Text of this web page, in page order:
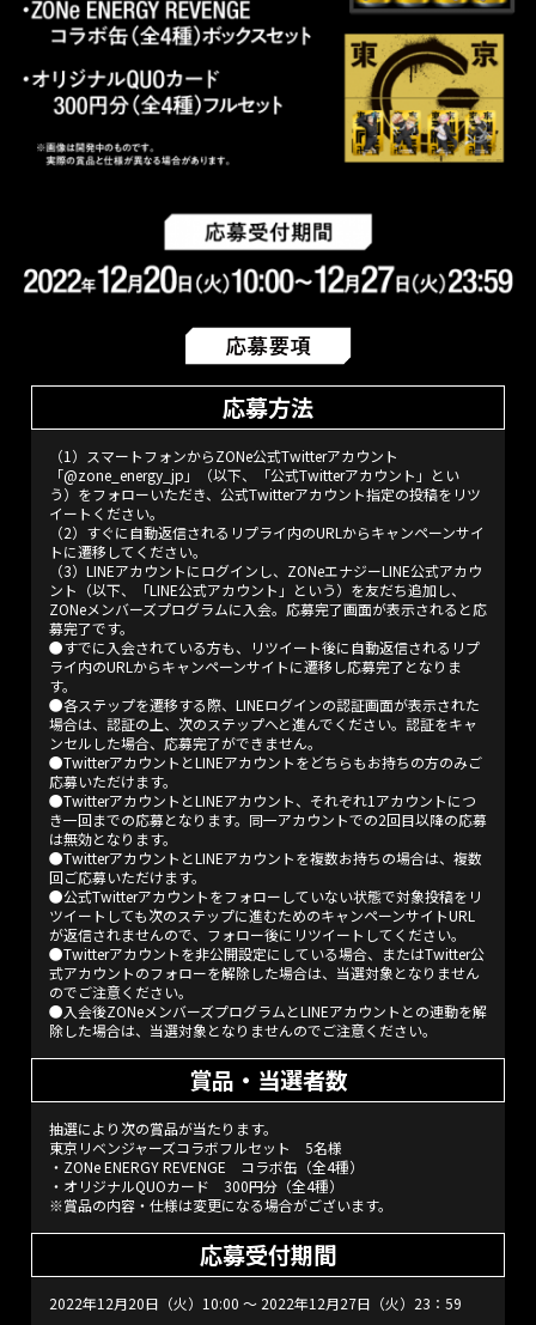
応募方法
（1）スマートフォンからZONe公式Twitterアカウント
「@zone_energy_jp」（以下、「公式Twitterアカウント」とい
う）をフォローいただき、公式Twitterアカウント指定の投稿をリツ
イートください。
（2）すぐに自動返信されるリプライ内のURLからキャンペーンサイ
トに遷移してください。
（3）LINEアカウントにログインし、ZONeエナジーLINE公式アカウ
ント（以下、「LINE公式アカウント」という）を友だち追加し、
ZONeメンバーズプログラムに入会。応募完了画面が表示されると応
募完了です。
●すでに入会されている方も、リツイート後に自動返信されるリプ
ライ内のURLからキャンペーンサイトに遷移し応募完了となりま
す。
●各ステップを遷移する際、LINEログインの認証画面が表示された
場合は、認証の上、次のステップへと進んでください。認証をキャ
ンセルした場合、応募完了ができません。
●TwitterアカウントとLINEアカウントをどちらもお持ちの方のみご
応募いただけます。
●TwitterアカウントとLINEアカウント、それぞれ1アカウントにつ
き一回までの応募となります。同一アカウントでの2回目以降の応募
は無効となります。
●TwitterアカウントとLINEアカウントを複数お持ちの場合は、複数
回ご応募いただけます。
●公式Twitterアカウントをフォローしていない状態で対象投稿をリ
ツイートしても次のステップに進むためのキャンペーンサイトURL
が返信されませんので、フォロー後にリツイートしてください。
●Twitterアカウントを非公開設定にしている場合、またはTwitter公
式アカウントのフォローを解除した場合は、当選対象となりません
のでご注意ください。
●入会後ZONeメンバーズプログラムとLINEアカウントとの連動を解
除した場合は、当選対象となりませんのでご注意ください。
賞品・当選者数
抽選により次の賞品が当たります。
東京リベンジャーズコラボフルセット 5名様
・ZONe ENERGY REVENGE コラボ缶（全4種）
・オリジナルQUOカード 300円分（全4種）
※賞品の内容・仕様は変更になる場合がございます。
応募受付期間
2022年12月20日（火）10:00 ～ 2022年12月27日（火）23：59